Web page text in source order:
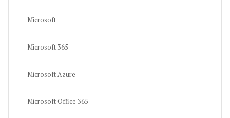
Microsoft
Microsoft 365
Microsoft Azure
Microsoft Office 365